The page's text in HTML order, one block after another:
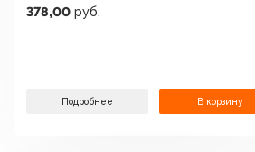
378,00 руб.
Подробнее В корзину